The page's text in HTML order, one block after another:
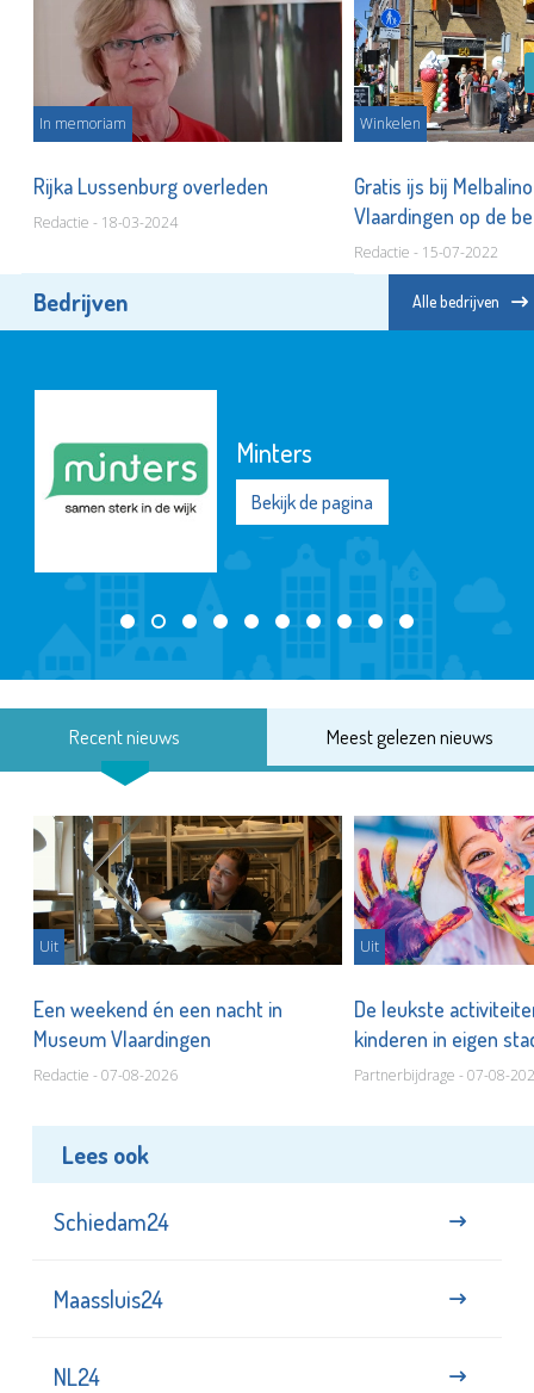
In memoriam
Rijka Lussenburg overleden
Redactie - 18-03-2024
Winkelen
Gratis ijs bij
Vlaardingen op de
Redactie - 15-07-2022
Bedrijven Alle bedrijven
Minters
Bekijk de pagina
Recent nieuws Meest gelezen nieuws
Uit
Een weekend én een nacht in
Museum Vlaardingen
Redactie - 07-08-2026
Uit
De leukste
kinderen in eigen
Partnerbijdrage - 07-08-
Lees ook
Schiedam24
Maassluis24
NL24